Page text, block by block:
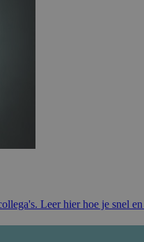
Leer hier hoe je snel